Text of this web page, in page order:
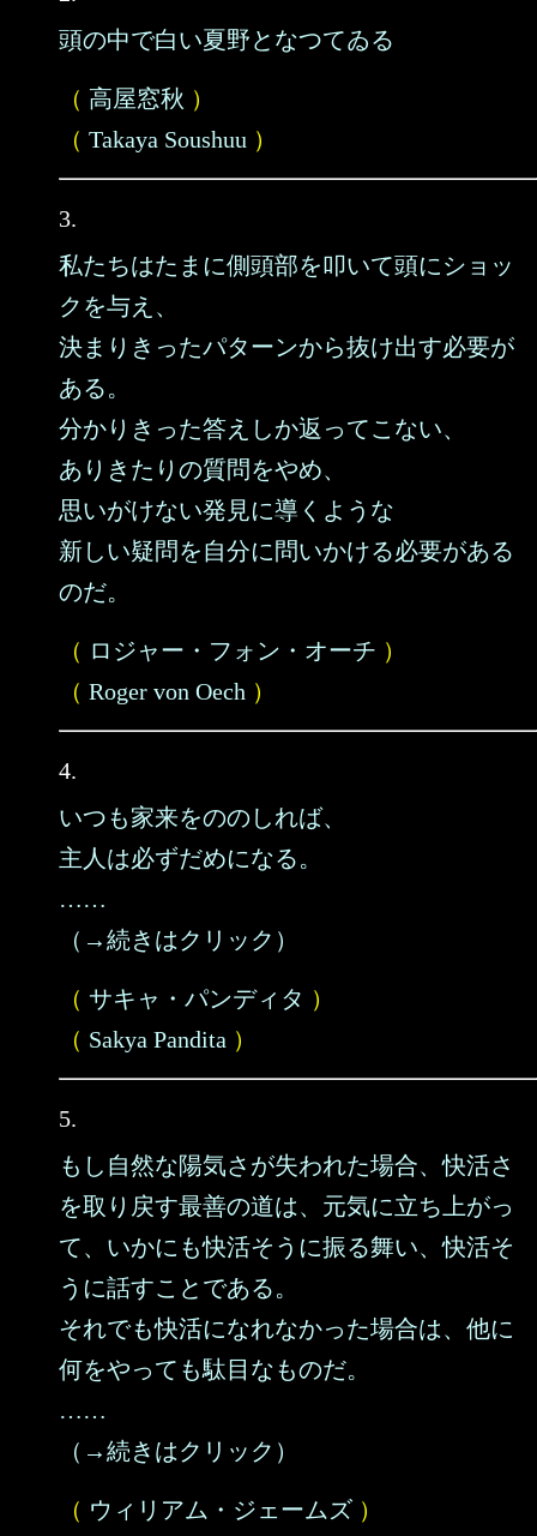
頭の中で白い夏野となつてゐる
（ 高屋窓秋 ）
（ Takaya Soushuu ）
3.
私たちはたまに側頭部を叩いて頭にショッ
クを与え、
決まりきったパターンから抜け出す必要が
ある。
分かりきった答えしか返ってこない、
ありきたりの質問をやめ、
思いがけない発見に導くような
新しい疑問を自分に問いかける必要がある
のだ。
（ ロジャー・フォン・オーチ ）
（ Roger von Oech ）
4.
いつも家来をののしれば、
主人は必ずだめになる。
……
（→続きはクリック）
（ サキャ・パンディタ ）
（ Sakya Pandita ）
5.
もし自然な陽気さが失われた場合、快活さ
を取り戻す最善の道は、元気に立ち上がっ
て、いかにも快活そうに振る舞い、快活そ
うに話すことである。
それでも快活になれなかった場合は、他に
何をやっても駄目なものだ。
……
（→続きはクリック）
（ ウィリアム・ジェームズ ）